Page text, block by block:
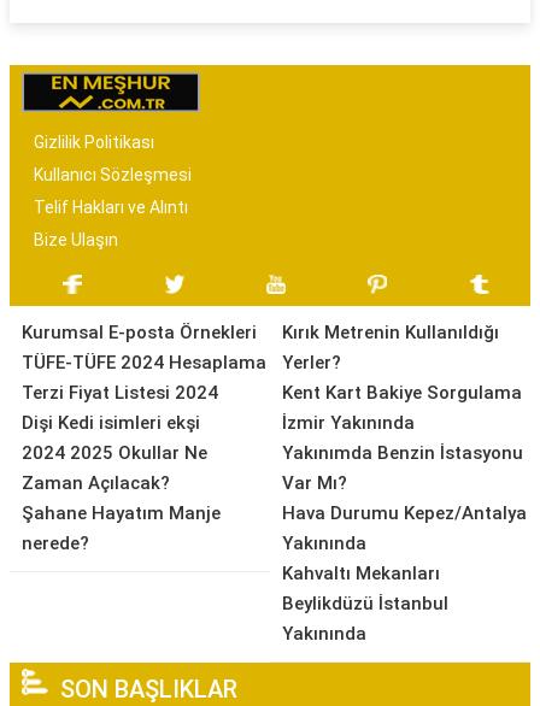
Gizlilik Politikası
Kullanıcı Sözleşmesi
Telif Hakları ve Alıntı
Bize Ulaşın
Kurumsal E-posta Örnekleri
TÜFE-TÜFE 2024 Hesaplama
Terzi Fiyat Listesi 2024
Dişi Kedi isimleri ekşi
2024 2025 Okullar Ne
Zaman Açılacak?
Şahane Hayatım Manje
nerede?
Kırık Metrenin Kullanıldığı
Yerler?
Kent Kart Bakiye Sorgulama
İzmir Yakınında
Yakınımda Benzin İstasyonu
Var Mı?
Hava Durumu Kepez/Antalya
Yakınında
Kahvaltı Mekanları
Beylikdüzü İstanbul
Yakınında
SON BAŞLIKLAR